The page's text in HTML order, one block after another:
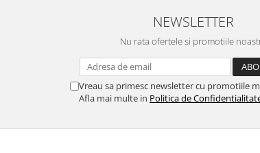
NEWSLETTER
Nu rata ofertele si promotiile
Vreau sa primesc newsletter cu promotiile
Afla mai multe in Politica de